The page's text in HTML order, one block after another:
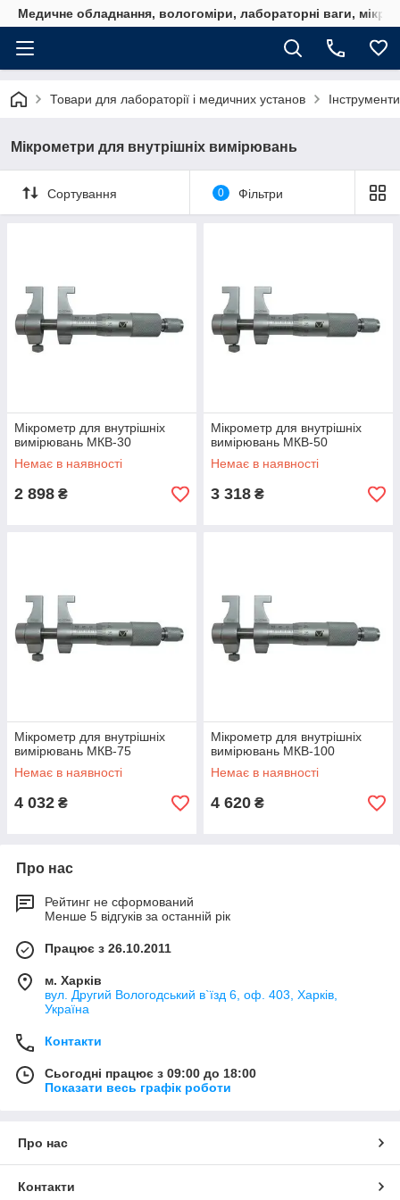
Медичне обладнання, вологоміри, лабораторні ваги,
Товари для лабораторії і медичних установ
Мікрометри для внутрішніх вимірювань
Сортування 0 Фільтри
Мікрометр для внутрішніх
вимірювань МКВ-30
Немає в наявності
2 898 ₴
Мікрометр для внутрішніх
вимірювань МКВ-50
Немає в наявності
3 318 ₴
Мікрометр для внутрішніх
вимірювань МКВ-75
Немає в наявності
4 032 ₴
Мікрометр для внутрішніх
вимірювань МКВ-100
Немає в наявності
4 620 ₴
Про нас
Рейтинг не сформований
Менше 5 відгуків за останній рік
Працює з 26.10.2011
м. Харків
вул. Другий Вологодський в`їзд 6, оф. 403, Харків,
Україна
Контакти
Сьогодні працює з 09:00 до 18:00
Показати весь графік роботи
Про нас
Контакти